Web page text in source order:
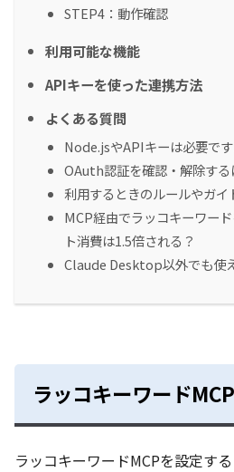
STEP4：動作確認
利用可能な機能
APIキーを使った連携方法
よくある質問
Node.jsやAPIキーは必要です
OAuth認証を確認・解除する
利用するときのルールやガイ
MCP経由でラッコキーワー
ト消費は1.5倍される？
Claude Desktop以外でも使
ラッコキーワード
ラッコキーワードMCPを設定す